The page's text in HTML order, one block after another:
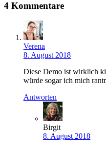
4 Kommentare
Verena
8. August 2018
Diese Demo ist wirklich
würde sogar ich mich
Antworten
Birgit
8. August 2018